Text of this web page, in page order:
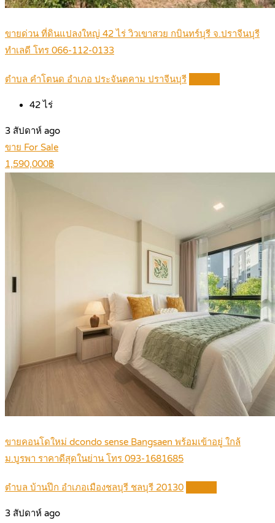
ขายด่วน ที่ดินแปลงใหญ่ 42 ไร่ วิวเขาสวย กบินทร์บุรี จ.ปราจีนบุรี
ทำเลดี โทร 066-112-0133
ตำบล คำโตนด อำเภอ ประจันตคาม ปราจีนบุรี
42ไร่
3 สัปดาห์ ago
ขาย For Sale
1,590,000฿
ขายคอนโดใหม่ dcondo sense Bangsaen พร้อมเข้าอยู่ ใกล้
ม.บูรพา ราคาดีสุดในย่าน โทร 093-1681685
ตำบล บ้านปึก อำเภอเมืองชลบุรี ชลบุรี 20130
3 สัปดาห์ ago